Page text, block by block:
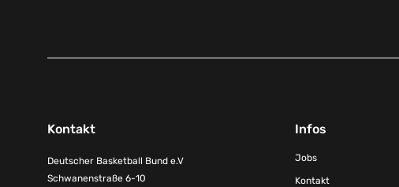
Kontakt
Deutscher Basketball Bund e.V
Schwanenstraße 6-10
Infos
Jobs
Kontakt